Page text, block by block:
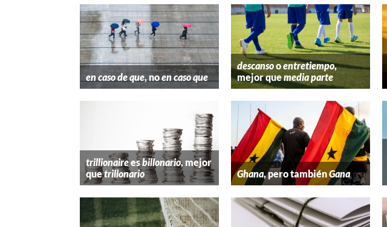
en caso de que, noen caso que
descansooentretiempo,
mejor quemedia parte
trillionaireesbillonario, mejor
quetrillonario Ghana, pero tambiénGana